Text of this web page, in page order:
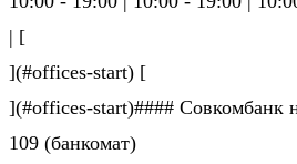
| [
](#offices-start) [
](#offices-start)#### Совкомбанк
109 (банкомат)